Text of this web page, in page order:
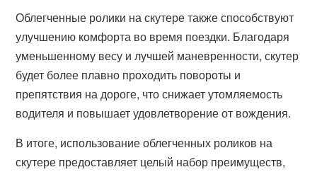
Облегченные ролики на скутере также способствуют
улучшению комфорта во время поездки. Благодаря
уменьшенному весу и лучшей маневренности, скутер
будет более плавно проходить повороты и
препятствия на дороге, что снижает утомляемость
водителя и повышает удовлетворение от вождения.
В итоге, использование облегченных роликов на
скутере предоставляет целый набор преимуществ,